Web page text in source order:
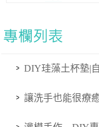
DIY珪藻土杯墊|
讓洗手也能很療